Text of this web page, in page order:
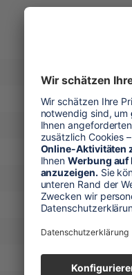
Ersatzschalhaut
Wandschalung
Meva
15 mm
GEN3
80 cm
270 cm
AluStar